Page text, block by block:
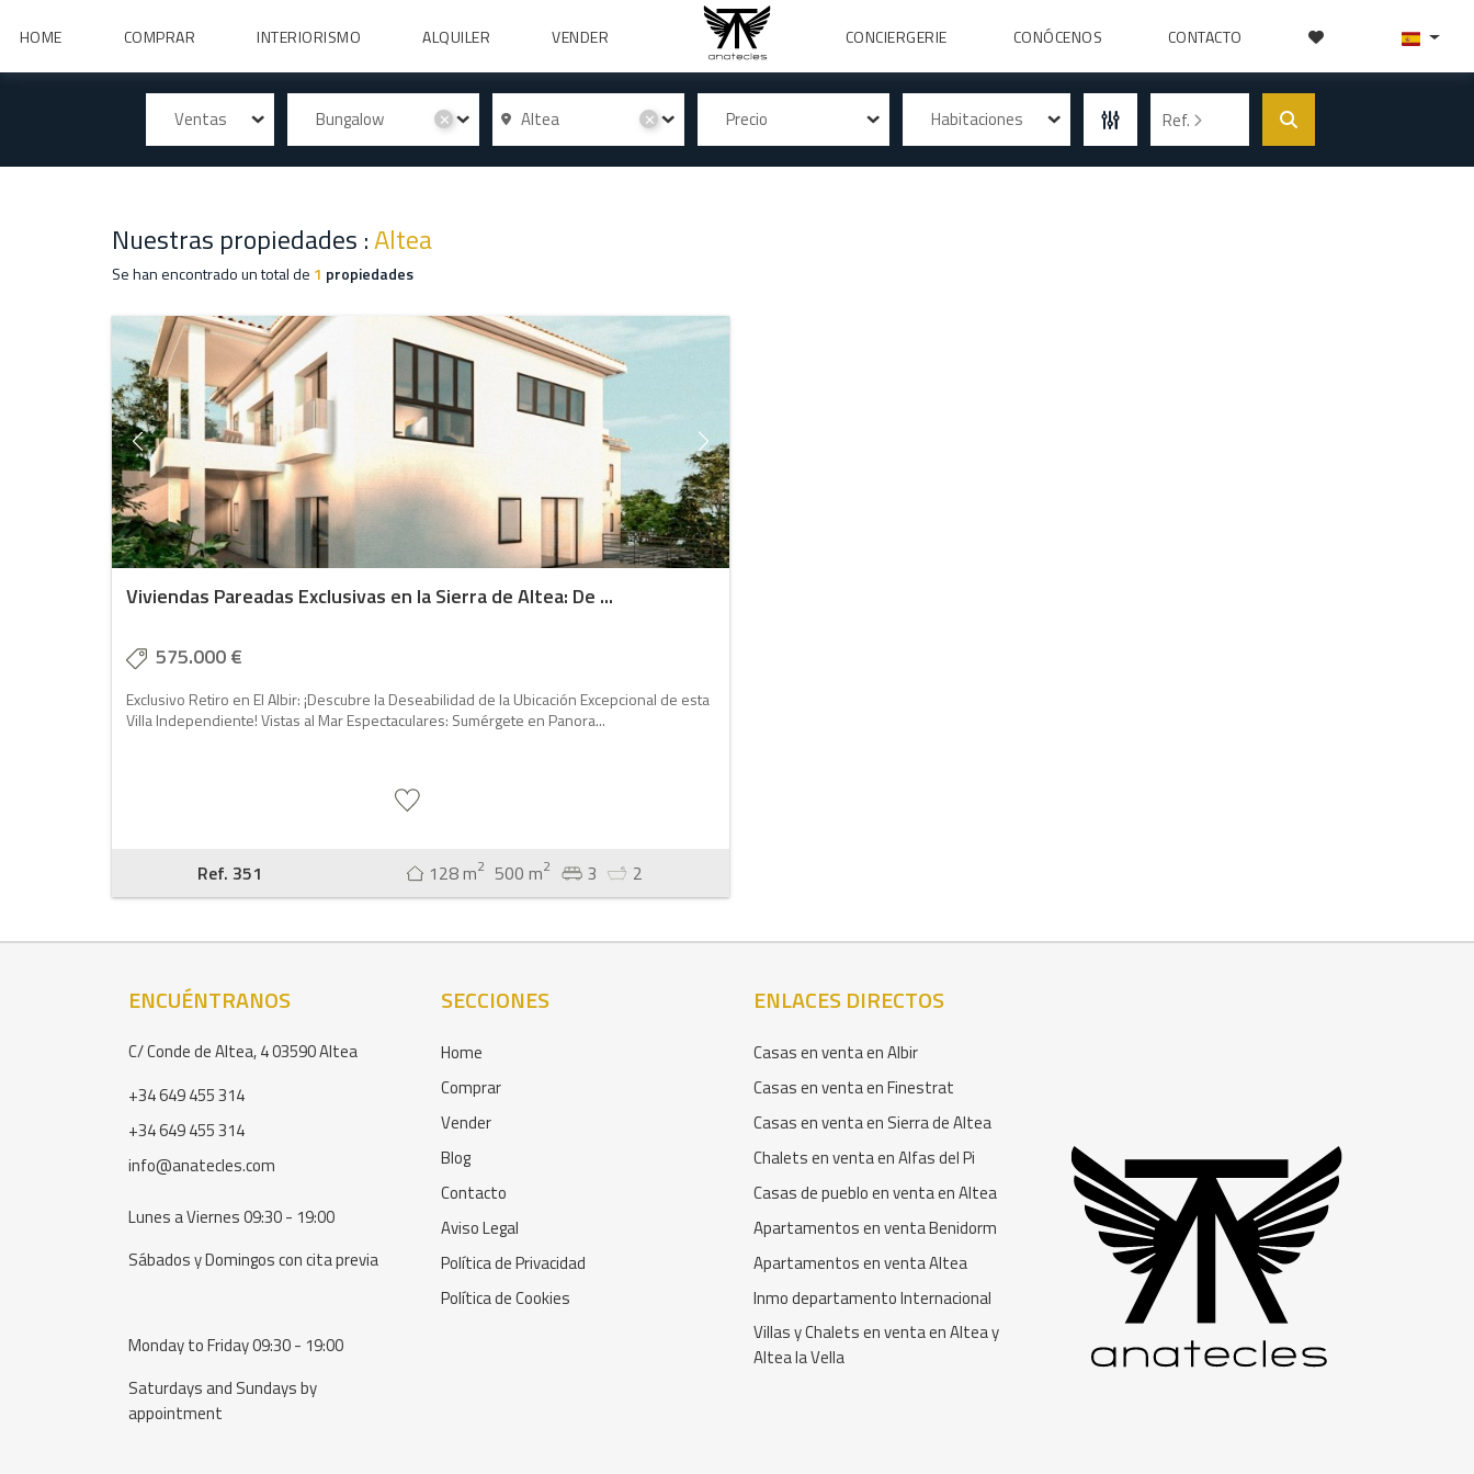
HOME COMPRAR INTERIORISMO ALQUILER VENDER CONCIERGERIE CONÓCENOS CONTACTO
Ventas Bungalow ✕ Altea ✕ Precio Habitaciones Ref.
Nuestras propiedades :Altea
Se han encontrado un total de 1 propiedades
Viviendas Pareadas Exclusivas en la Sierra de Altea: De ...
575.000 €
Exclusivo Retiro en El Albir: ¡Descubre la Deseabilidad de la Ubicación Excepcional de esta
Villa Independiente! Vistas al Mar Espectaculares: Sumérgete en Panora...
Ref. 351 128 m2 500 m2 3 2
ENCUÉNTRANOS
C/ Conde de Altea, 4 03590 Altea
+34 649 455 314
+34 649 455 314
info@anatecles.com
Lunes a Viernes 09:30 - 19:00
Sábados y Domingos con cita previa
Monday to Friday 09:30 - 19:00
Saturdays and Sundays by
appointment
SECCIONES
Home
Comprar
Vender
Blog
Contacto
Aviso Legal
Política de Privacidad
Política de Cookies
ENLACES DIRECTOS
Casas en venta en Albir
Casas en venta en Finestrat
Casas en venta en Sierra de Altea
Chalets en venta en Alfas del Pi
Casas de pueblo en venta en Altea
Apartamentos en venta Benidorm
Apartamentos en venta Altea
Inmo departamento Internacional
Villas y Chalets en venta en Altea y
Altea la Vella